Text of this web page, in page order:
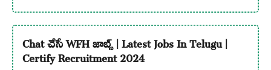
Chat చేసే WFH జాబ్స్ | Latest Jobs In Telugu |
Certify Recruitment 2024